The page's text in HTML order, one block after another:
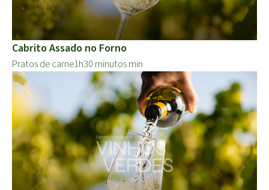
Cabrito Assado no Forno
Pratos de carne1h30 minutos min